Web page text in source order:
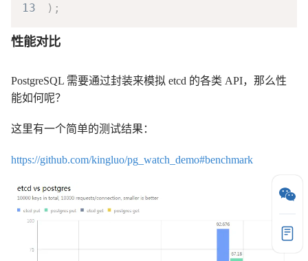
13
) ;
性能对比
PostgreSQL 需要通过封装来模拟 etcd 的各类 API，那么性
能如何呢？
这里有一个简单的测试结果：
https://github.com/kingluo/pg_watch_demo#benchmark